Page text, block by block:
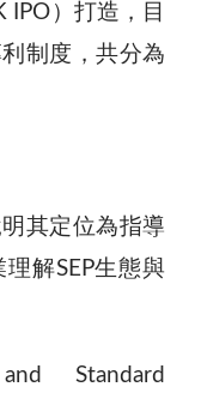
IPO）打造，目
制度，共分為
其定位為指導
解SEP生態與
Standard